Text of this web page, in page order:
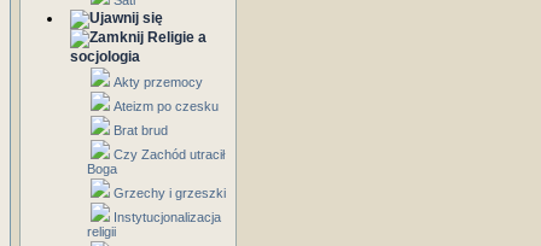
Religie a
socjologia
Akty przemocy
Ateizm po czesku
Brat brud
Czy Zachód utracił
Boga
Grzechy i grzeszki
Instytucjonalizacja
religii